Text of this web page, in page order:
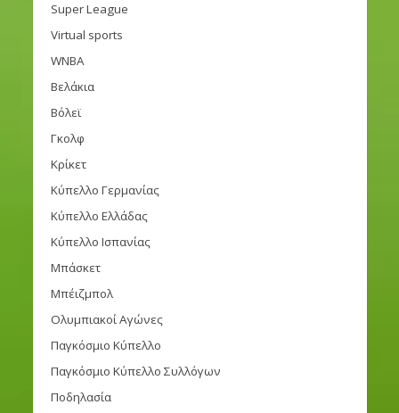
Super League
Virtual sports
WNBA
Βελάκια
Βόλεϊ
Γκολφ
Κρίκετ
Κύπελλο Γερμανίας
Κύπελλο Ελλάδας
Κύπελλο Ισπανίας
Μπάσκετ
Μπέιζμπολ
Ολυμπιακοί Αγώνες
Παγκόσμιο Κύπελλο
Παγκόσμιο Κύπελλο Συλλόγων
Ποδηλασία